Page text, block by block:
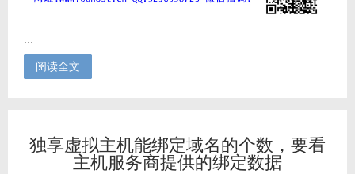
...
阅读全文
独享虚拟主机能绑定域名的个数，要看
主机服务商提供的绑定数据